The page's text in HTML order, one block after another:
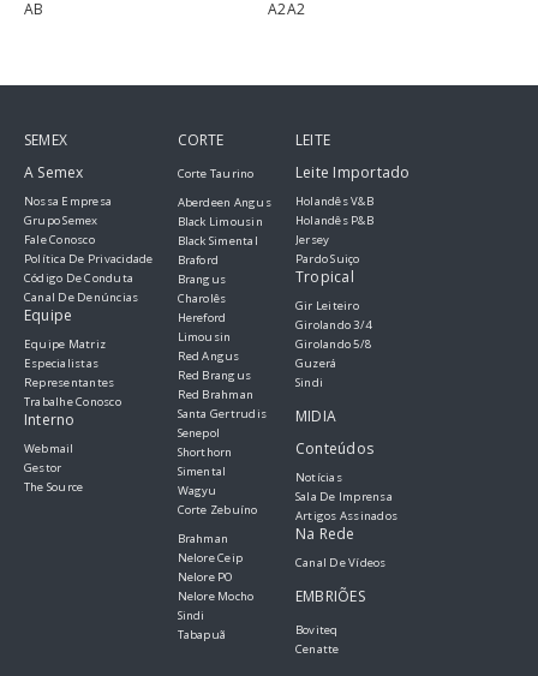
AB
A2A2
SEMEX
A Semex
Nossa Empresa
Grupo Semex
Fale Conosco
Política De Privacidade
Código De Conduta
Canal De Denúncias
Equipe
Equipe Matriz
Especialistas
Representantes
Trabalhe Conosco
Interno
Webmail
Gestor
The Source
CORTE
Corte Taurino
Aberdeen Angus
Black Limousin
Black Simental
Braford
Brangus
Charolês
Hereford
Limousin
Red Angus
Red Brangus
Red Brahman
Santa Gertrudis
Senepol
Shorthorn
Simental
Wagyu
Corte Zebuíno
Brahman
Nelore Ceip
Nelore PO
Nelore Mocho
Sindi
Tabapuã
LEITE
Leite Importado
Holandês V&B
Holandês P&B
Jersey
Pardo Suiço
Tropical
Gir Leiteiro
Girolando 3/4
Girolando 5/8
Guzerá
Sindi
MIDIA
Conteúdos
Notícias
Sala De Imprensa
Artigos Assinados
Na Rede
Canal De Vídeos
EMBRIÕES
Boviteq
Cenatte